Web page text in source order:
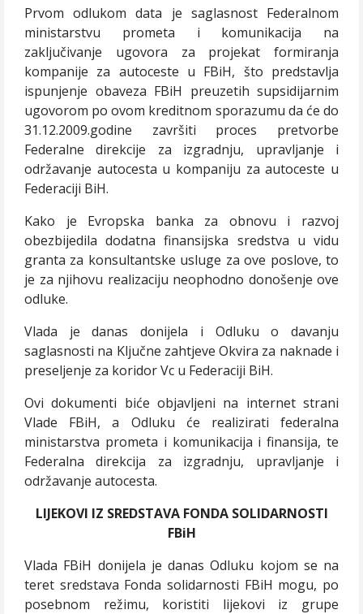
Prvom odlukom data je saglasnost Federalnom
ministarstvu prometa i komunikacija na
zaključivanje ugovora za projekat formiranja
kompanije za autoceste u FBiH, što predstavlja
ispunjenje obaveza FBiH preuzetih supsidijarnim
ugovorom po ovom kreditnom sporazumu da će do
31.12.2009.godine završiti proces pretvorbe
Federalne direkcije za izgradnju, upravljanje i
održavanje autocesta u kompaniju za autoceste u
Federaciji BiH.
Kako je Evropska banka za obnovu i razvoj
obezbijedila dodatna finansijska sredstva u vidu
granta za konsultantske usluge za ove poslove, to
je za njihovu realizaciju neophodno donošenje ove
odluke.
Vlada je danas donijela i Odluku o davanju
saglasnosti na Ključne zahtjeve Okvira za naknade i
preseljenje za koridor Vc u Federaciji BiH.
Ovi dokumenti biće objavljeni na internet strani
Vlade FBiH, a Odluku će realizirati federalna
ministarstva prometa i komunikacija i finansija, te
Federalna direkcija za izgradnju, upravljanje i
održavanje autocesta.
LIJEKOVI IZ SREDSTAVA FONDA SOLIDARNOSTI
FBiH
Vlada FBiH donijela je danas Odluku kojom se na
teret sredstava Fonda solidarnosti FBiH mogu, po
posebnom režimu, koristiti lijekovi iz grupe